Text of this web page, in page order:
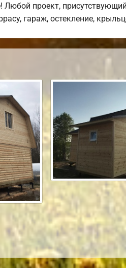
Любой проект,
гараж, остекление,